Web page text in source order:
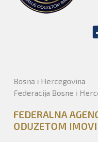
Bosna i Hercegovina
Federacija Bosne i
FEDERALNA
ODUZETOM